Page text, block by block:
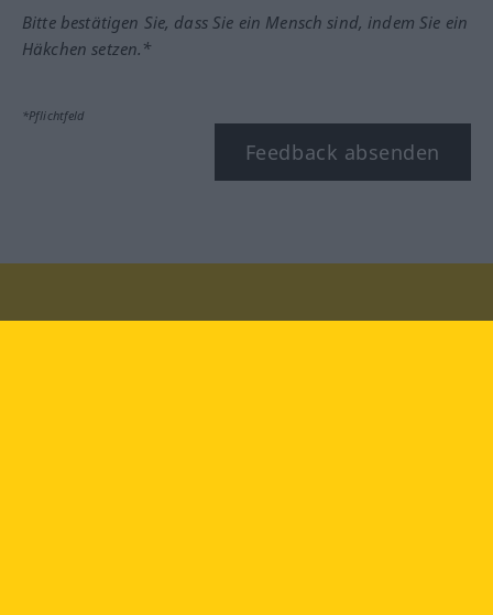
Bitte bestätigen Sie, dass Sie ein Mensch sind, indem Sie ein
Häkchen setzen.*
*Pflichtfeld
Feedback absenden